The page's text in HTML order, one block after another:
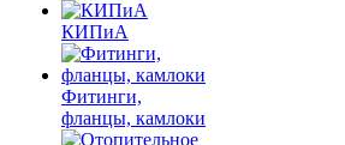
КИПиА
Фитинги,
фланцы, камлоки